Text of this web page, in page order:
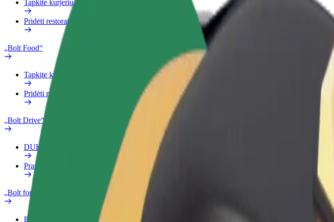
Tapkite kurjeriu (-e)
Pridėti restoraną ar parduotuvę
„Bolt Food“
Tapkite kurjeriu (-e)
Pridėti restoraną ar parduotuvę
„Bolt Drive“
DUK
Pranešti apie automobilį
„Bolt for Business“
Privalumai